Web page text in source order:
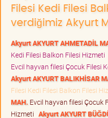
Filesi Kedi Filesi
verdiğimiz Akyurt
Akyurt AKYURT AHMETADİL
Kedi Filesi Balkon Filesi Hizmeti
Evcil hayvan filesi Çocuk Filesi
Akyurt AKYURT BALIKHİSAR
Filesi Kedi Filesi Balkon Filesi
MAH. Evcil hayvan filesi Çocuk
Hizmeti Akyurt AKYURT